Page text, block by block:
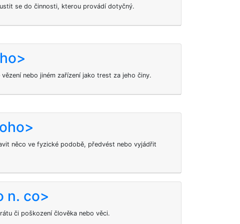
se do činnosti, kterou provádí dotyčný.
vězení nebo jiném zařízení jako trest za jeho činy.
něco ve fyzické podobě, předvést nebo vyjádřit
n. co>
či poškození člověka nebo věci.